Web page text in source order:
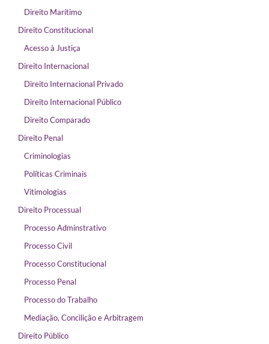
Direito Marítimo
Direito Constitucional
Acesso à Justiça
Direito Internacional
Direito Internacional Privado
Direito Internacional Público
Direito Comparado
Direito Penal
Criminologias
Políticas Criminais
Vitimologias
Direito Processual
Processo Adminstrativo
Processo Civil
Processo Constitucional
Processo Penal
Processo do Trabalho
Mediação, Concilição e Arbitragem
Direito Público